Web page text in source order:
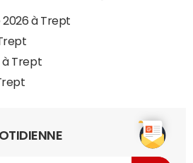
2026 à Trept
à Trept